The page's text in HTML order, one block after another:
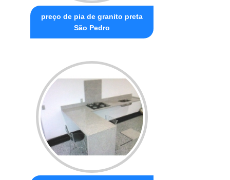
preço de pia de granito preta
São Pedro